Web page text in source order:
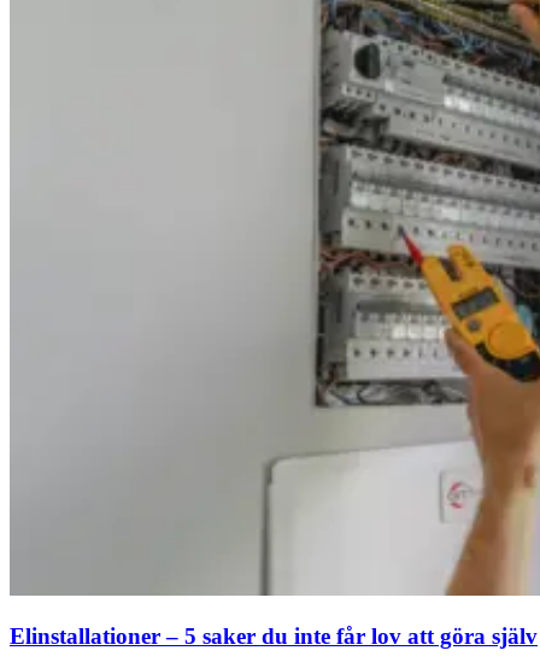
Elinstallationer – 5 saker du inte får lov att göra själv